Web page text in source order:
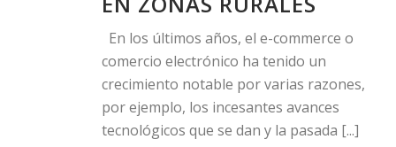
En los últimos años, el e-commerce o
comercio electrónico ha tenido un
crecimiento notable por varias razones,
por ejemplo, los incesantes avances
tecnológicos que se dan y la pasada [...]